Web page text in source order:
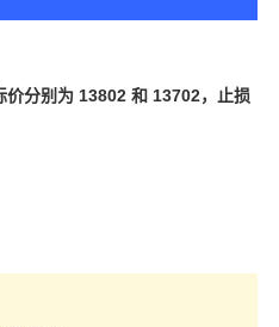
分别为 13802 和 13702，止损